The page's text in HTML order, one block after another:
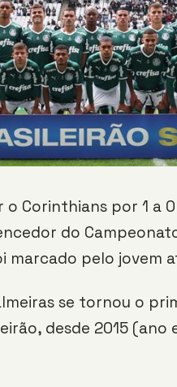
o Corinthians por 1 a
do
marcado pelo jovem
se tornou o
desde 2015